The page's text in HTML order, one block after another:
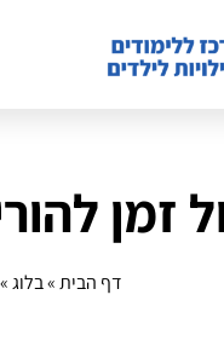
זמן
דף הבית»בלוג